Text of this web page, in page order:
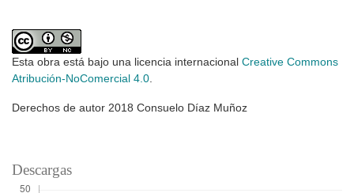
Esta obra está bajo una licencia internacional Creative Commons
Atribución-NoComercial 4.0.
Derechos de autor 2018 Consuelo Díaz Muñoz
Descargas